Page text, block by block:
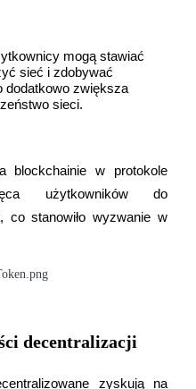
dotyczący kontraktów futures
mogą stawiać
sieć i zdobywać
dodatkowo zwiększa
sieci.
blockchainie w protokole
użytkowników do
co stanowiło wyzwanie w
decentralizacji
zyskują na